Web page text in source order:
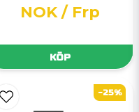
NOK / Frp
KÖP
-25%